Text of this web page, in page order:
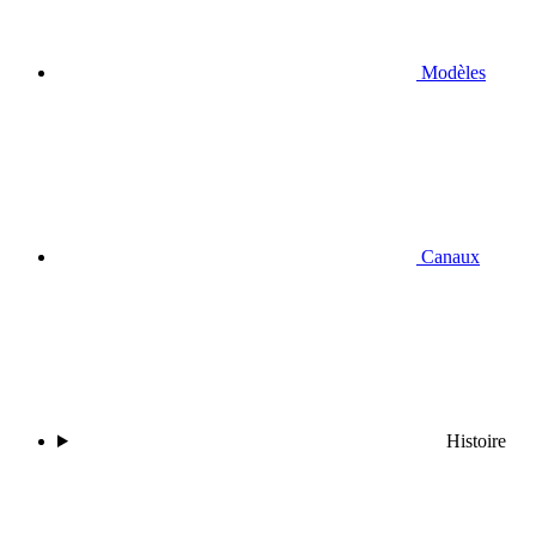
Modèles
Canaux
Histoire